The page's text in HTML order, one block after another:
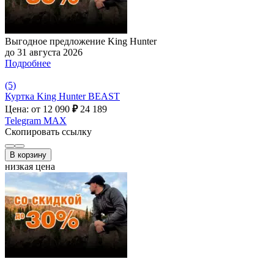
Выгодное предложение King Hunter
до 31 августа 2026
Подробнее
(5)
Куртка King Hunter BEAST
Цена: от 12 090 ₽ 24 189
Telegram MAX
Скопировать ссылку
В корзину
низкая цена